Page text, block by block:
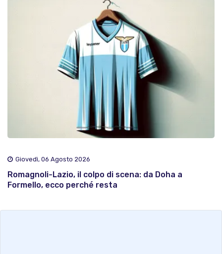
Giovedì, 06 Agosto 2026
Romagnoli-Lazio, il colpo di scena: da Doha a
Formello, ecco perché resta